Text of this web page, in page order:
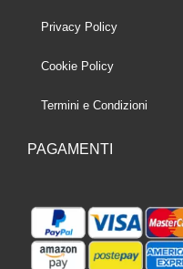
Privacy Policy
Cookie Policy
Termini e Condizioni
PAGAMENTI